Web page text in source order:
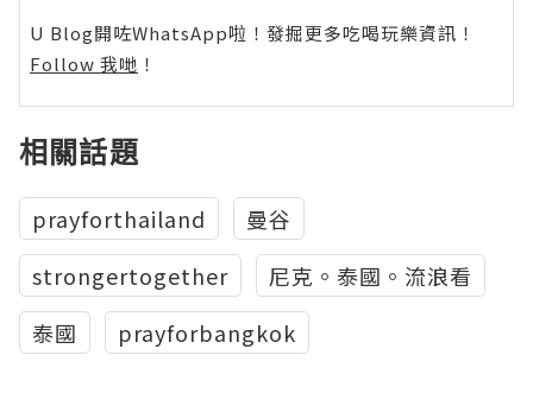
U Blog開咗WhatsApp啦！發掘更多吃喝玩樂資訊！
Follow 我哋 ！
相關話題
prayforthailand
曼谷
strongertogether
尼克。泰國。流浪看
泰國
prayforbangkok